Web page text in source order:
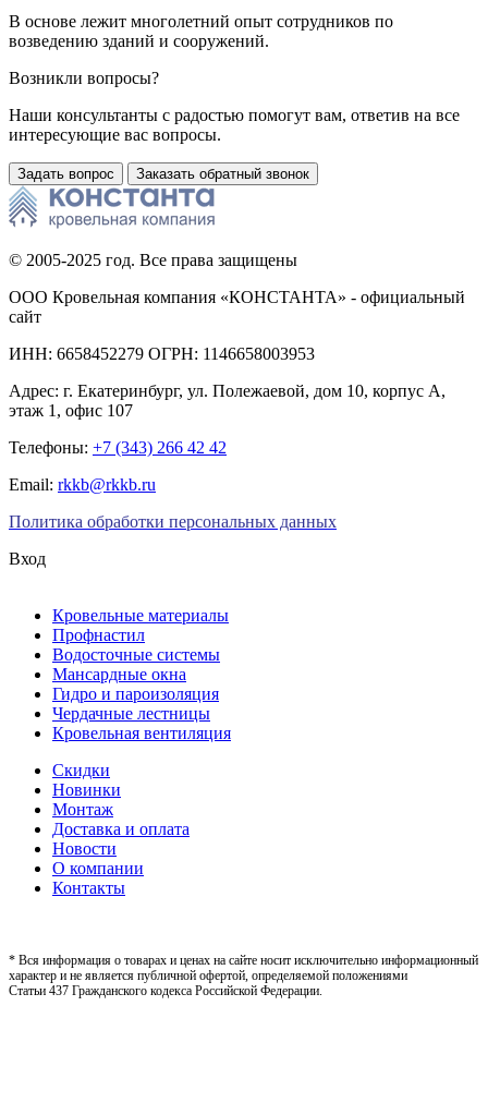
В основе лежит многолетний опыт сотрудников по
возведению зданий и сооружений.
Возникли вопросы?
Наши консультанты с радостью помогут вам, ответив на все
интересующие вас вопросы.
Задать вопрос Заказать обратный звонок
© 2005-2025 год. Все права защищены
ООО Кровельная компания «КОНСТАНТА» - официальный
сайт
ИНН: 6658452279 ОГРН: 1146658003953
Адрес: г. Екатеринбург, ул. Полежаевой, дом 10, корпус А,
этаж 1, офис 107
Телефоны: +7 (343) 266 42 42
Email: rkkb@rkkb.ru
Политика обработки персональных данных
Вход
Кровельные материалы
Профнастил
Водосточные системы
Мансардные окна
Гидро и пароизоляция
Чердачные лестницы
Кровельная вентиляция
Скидки
Новинки
Монтаж
Доставка и оплата
Новости
О компании
Контакты
* Вся информация о товарах и ценах на сайте носит исключительно информационный
характер и не является публичной офертой, определяемой положениями
Статьи 437 Гражданского кодекса Российской Федерации.